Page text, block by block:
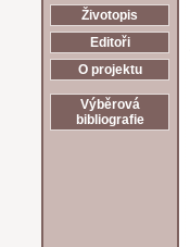
Životopis
Editoři
O projektu
Výběrová
bibliografie